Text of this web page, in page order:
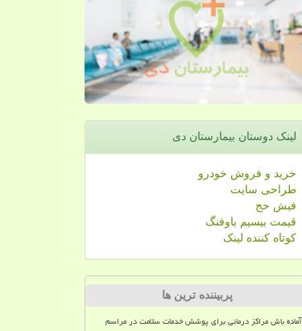
لینک دوستان بیمارستان دی
خرید و فروش خودرو
طراحی سایت
فیش حج
قیمت بیسیم باوفنگ
کوتاه کننده لینک
پربیننده ترین ها
آماده باش مراکز درمانی برای پوشش خدمات سلامت در مراسم